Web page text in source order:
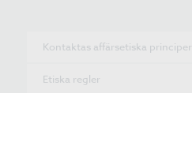
Kontaktas affärsetiska principer
Etiska regler